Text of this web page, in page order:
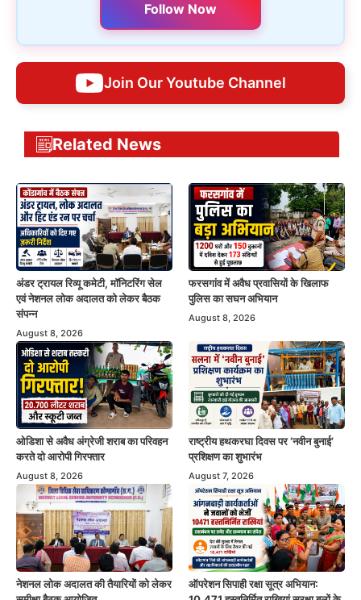
Follow Now
Join Our Youtube Channel
Related News
अंडर ट्रायल रिव्यू कमेटी, मॉनिटरिंग सेल
एवं नेशनल लोक अदालत को लेकर बैठक
संपन्न
August 8, 2026
फरसगांव में अवैध प्रवासियों के खिलाफ
पुलिस का सघन अभियान
August 8, 2026
ओडिशा से अवैध अंग्रेजी शराब का परिवहन
करते दो आरोपी गिरफ्तार
August 8, 2026
राष्ट्रीय हथकरघा दिवस पर ‘नवीन बुनाई’
प्रशिक्षण का शुभारंभ
August 7, 2026
नेशनल लोक अदालत की तैयारियों को लेकर
ऑपरेशन सिपाही रक्षा सूत्र अभियान: